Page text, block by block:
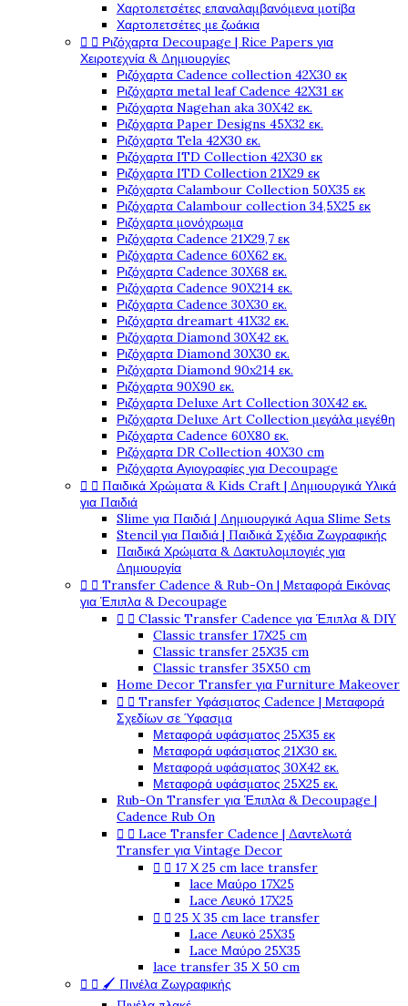
Χαρτοπετσέτες επαναλαμβανόμενα μοτίβα
Χαρτοπετσέτες με ζωάκια
  Ριζόχαρτα Decoupage | Rice Papers για
Χειροτεχνία & Δημιουργίες
Ριζόχαρτα Cadence collection 42X30 εκ
Ριζόχαρτα metal leaf Cadence 42X31 εκ
Ριζόχαρτα Nagehan aka 30X42 εκ.
Ριζόχαρτα Paper Designs 45X32 εκ.
Ριζόχαρτα Tela 42Χ30 εκ.
Ριζόχαρτα ITD Collection 42X30 εκ
Ριζόχαρτα ITD Collection 21X29 εκ
Ριζόχαρτα Calambour Collection 50X35 εκ
Ριζόχαρτα Calambour collection 34,5X25 εκ
Ριζόχαρτα μονόχρωμα
Ριζόχαρτα Cadence 21Χ29,7 εκ
Ριζόχαρτα Cadence 60X62 εκ.
Ριζόχαρτα Cadence 30X68 εκ.
Ριζόχαρτα Cadence 90X214 εκ.
Ριζόχαρτα Cadence 30X30 εκ.
Ριζόχαρτα dreamart 41X32 εκ.
Ριζόχαρτα Diamond 30X42 εκ.
Ριζόχαρτα Diamond 30X30 εκ.
Ριζόχαρτα Diamond 90x214 εκ.
Ριζόχαρτα 90X90 εκ.
Ριζόχαρτα Deluxe Art Collection 30X42 εκ.
Ριζόχαρτα Deluxe Art Collection μεγάλα μεγέθη
Ριζόχαρτα Cadence 60X80 εκ.
Ριζόχαρτα DR Collection 40X30 cm
Ριζόχαρτα Αγιογραφίες για Decoupage
  Παιδικά Χρώματα & Kids Craft | Δημιουργικά Υλικά
για Παιδιά
Slime για Παιδιά | Δημιουργικά Aqua Slime Sets
Stencil για Παιδιά | Παιδικά Σχέδια Ζωγραφικής
Παιδικά Χρώματα & Δακτυλομπογιές για
Δημιουργία
  Transfer Cadence & Rub-On | Μεταφορά Εικόνας
για Έπιπλα & Decoupage
  Classic Transfer Cadence για Έπιπλα & DIY
Classic transfer 17Χ25 cm
Classic transfer 25Χ35 cm
Classic transfer 35Χ50 cm
Home Decor Transfer για Furniture Makeover
  Transfer Υφάσματος Cadence | Μεταφορά
Σχεδίων σε Ύφασμα
Μεταφορά υφάσματος 25Χ35 εκ
Μεταφορά υφάσματος 21Χ30 εκ.
Μεταφορά υφάσματος 30Χ42 εκ.
Μεταφορά υφάσματος 25Χ25 εκ.
Rub-On Transfer για Έπιπλα & Decoupage |
Cadence Rub On
  Lace Transfer Cadence | Δαντελωτά
Transfer για Vintage Decor
  17 Χ 25 cm lace transfer
lace Μαύρο 17X25
Lace Λευκό 17X25
  25 X 35 cm lace transfer
Lace Λευκό 25X35
Lace Μαύρο 25X35
lace transfer 35 Χ 50 cm
  🖌️ Πινέλα Ζωγραφικής